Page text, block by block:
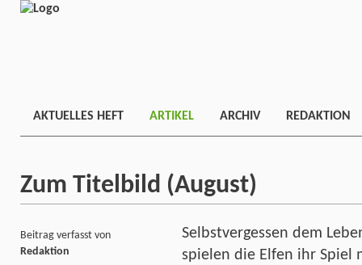
AKTUELLES HEFT ARTIKEL ARCHIV REDAKTION
Zum Titelbild (August)
Selbstvergessen dem
spielen die Elfen ihr Spiel
Beitrag verfasst von
Redaktion